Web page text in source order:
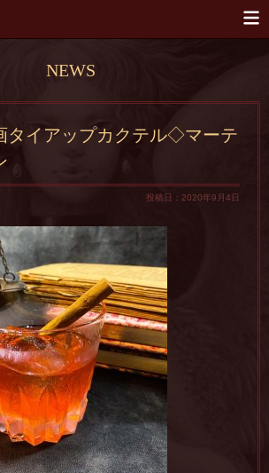
NEWS
タイアップカクテル◇マーテ
投稿日：2020年9月4日